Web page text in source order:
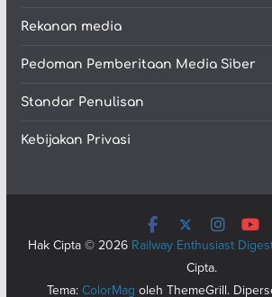
Rekanan media
Pedoman Pemberitaan Media Siber
Standar Penulisan
Kebijakan Privasi
Hak Cipta © 2026 Railway Enthusiast
Cipta.
Tema:ColorMag oleh ThemeGrill.